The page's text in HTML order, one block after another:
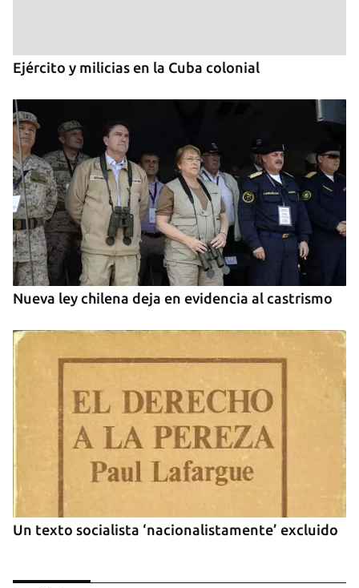
Ejército y milicias en la Cuba colonial
Nueva ley chilena deja en evidencia al castrismo
Un texto socialista ‘nacionalistamente’ excluido